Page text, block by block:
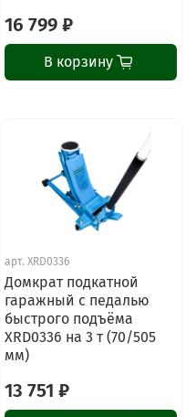
16 799 ₽
В корзину
арт. XRD0336
Домкрат подкатной
гаражный с педалью
быстрого подъёма
XRD0336 на 3 т (70/505
мм)
13 751 ₽